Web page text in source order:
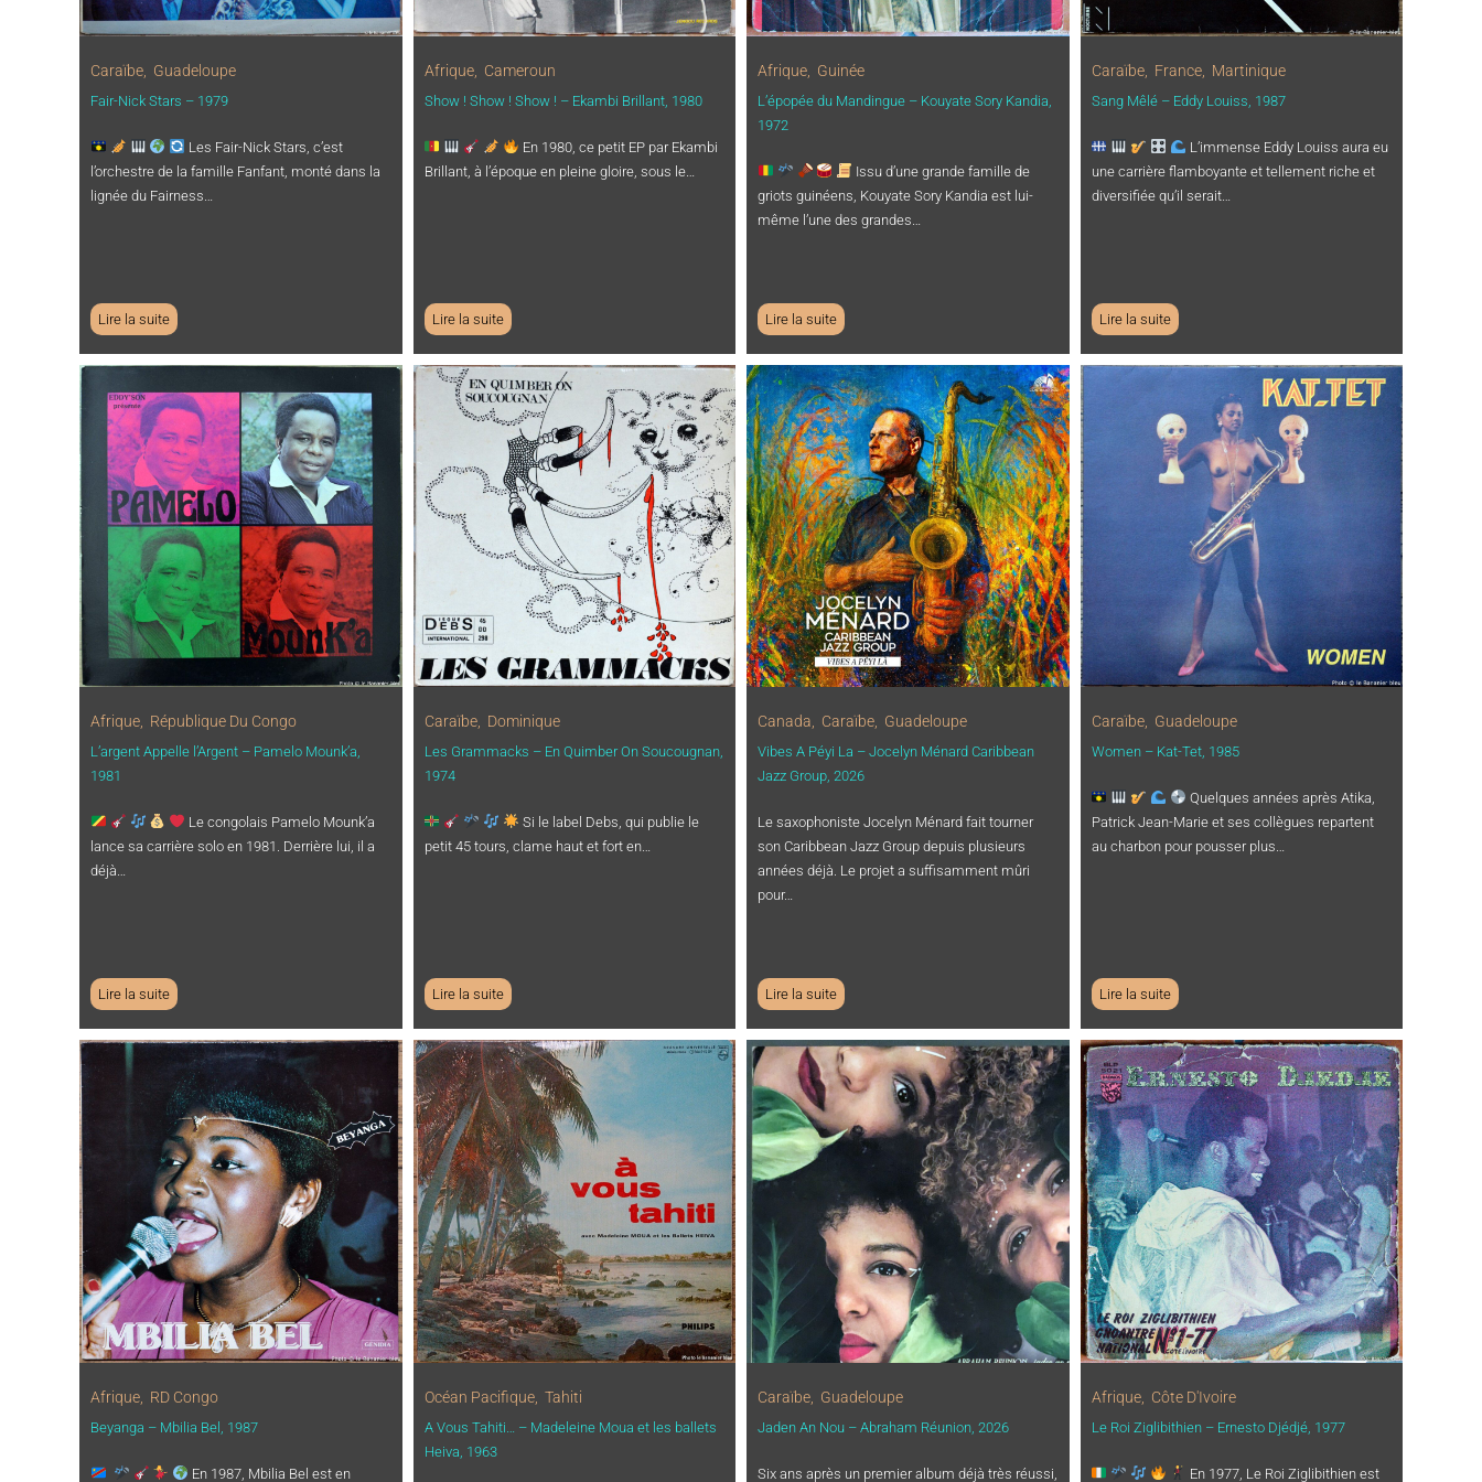
Caraïbe Guadeloupe
Fair-Nick Stars – 1979
Les Fair-Nick Stars, c’est
l’orchestre de la famille Fanfant, monté dans la
lignée du Fairness…
Lire la suite
Afrique, Cameroun
Show ! Show ! Show ! – Ekambi Brillant, 1980
En 1980, ce petit EP par Ekambi
Brillant, à l’époque en pleine gloire, sous le…
Lire la suite
Afrique Guinée
L’épopée du Mandingue – Kouyate Sory Kandia,
1972
Issu d’une grande famille de
griots guinéens, Kouyate Sory Kandia est lui-
même l’une des grandes…
Lire la suite
Caraïbe, France, Martinique
Sang Mêlé – Eddy Louiss, 1987
L’immense Eddy Louiss aura eu
une carrière flamboyante et tellement riche et
diversifiée qu’il serait…
Lire la suite
Afrique République Du Congo
L’argent Appelle l’Argent – Pamelo Mounk’a,
1981
Le congolais Pamelo Mounk’a
lance sa carrière solo en 1981. Derrière lui, il a
déjà…
Lire la suite
Caraïbe, Dominique
Les Grammacks – En Quimber On Soucougnan,
1974
Si le label Debs, qui publie le
petit 45 tours, clame haut et fort en…
Lire la suite
Canada Caraïbe Guadeloupe
Vibes A Péyi La – Jocelyn Ménard Caribbean
Jazz Group, 2026
Le saxophoniste Jocelyn Ménard fait tourner
son Caribbean Jazz Group depuis plusieurs
années déjà. Le projet a suffisamment mûri
pour…
Lire la suite
Caraïbe, Guadeloupe
Women – Kat-Tet, 1985
Quelques années après Atika,
Patrick Jean-Marie et ses collègues repartent
au charbon pour pousser plus…
Lire la suite
Afrique RD Congo
Beyanga – Mbilia Bel, 1987
En 1987, Mbilia Bel est en
Océan Pacifique, Tahiti
A Vous Tahiti… – Madeleine Moua et les ballets
Heiva, 1963
Caraïbe Guadeloupe
Jaden An Nou – Abraham Réunion, 2026
Six ans après un premier album déjà très réussi,
Afrique, Côte D'Ivoire
Le Roi Ziglibithien – Ernesto Djédjé, 1977
En 1977, Le Roi Ziglibithien est